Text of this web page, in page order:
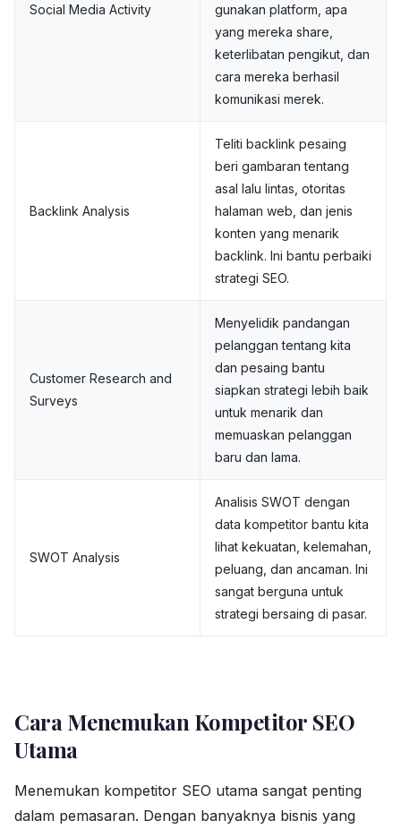
Social Media Activity
gunakan platform, apa
yang mereka share,
keterlibatan pengikut, dan
cara mereka berhasil
komunikasi merek.
Backlink Analysis
Teliti backlink pesaing
beri gambaran tentang
asal lalu lintas, otoritas
halaman web, dan jenis
konten yang menarik
backlink. Ini bantu perbaiki
strategi SEO.
Customer Research and
Surveys
Menyelidik pandangan
pelanggan tentang kita
dan pesaing bantu
siapkan strategi lebih baik
untuk menarik dan
memuaskan pelanggan
baru dan lama.
SWOT Analysis
Analisis SWOT dengan
data kompetitor bantu kita
lihat kekuatan, kelemahan,
peluang, dan ancaman. Ini
sangat berguna untuk
strategi bersaing di pasar.
Cara Menemukan Kompetitor SEO
Utama
Menemukan kompetitor SEO utama sangat penting
dalam pemasaran. Dengan banyaknya bisnis yang